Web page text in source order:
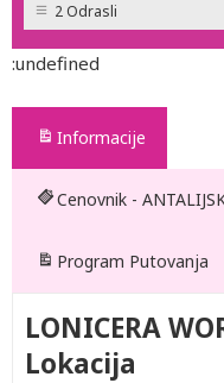
2 Odrasli
:undefined
Informacije
Cenovnik -
Program Putovanja
LONICERA
Lokacija